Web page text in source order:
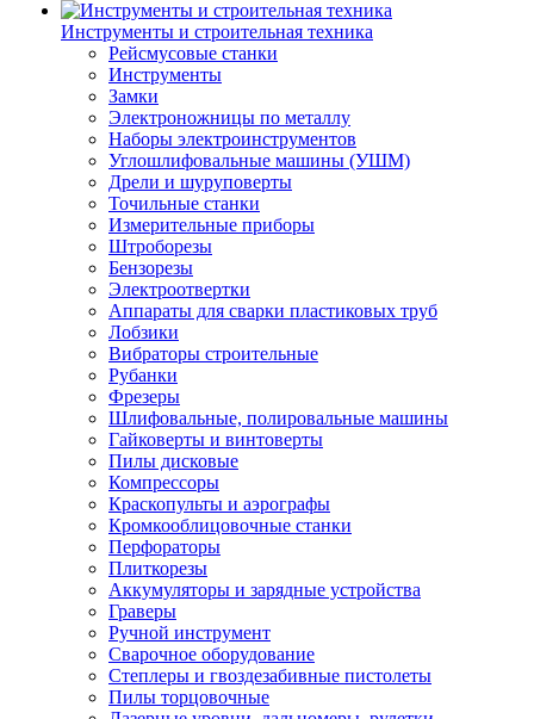
Инструменты и строительная техника
Рейсмусовые станки
Инструменты
Замки
Электроножницы по металлу
Наборы электроинструментов
Углошлифовальные машины (УШМ)
Дрели и шуруповерты
Точильные станки
Измерительные приборы
Штроборезы
Бензорезы
Электроотвертки
Аппараты для сварки пластиковых труб
Лобзики
Вибраторы строительные
Рубанки
Фрезеры
Шлифовальные, полировальные машины
Гайковерты и винтоверты
Пилы дисковые
Компрессоры
Краскопульты и аэрографы
Кромкооблицовочные станки
Перфораторы
Плиткорезы
Аккумуляторы и зарядные устройства
Граверы
Ручной инструмент
Сварочное оборудование
Степлеры и гвоздезабивные пистолеты
Пилы торцовочные